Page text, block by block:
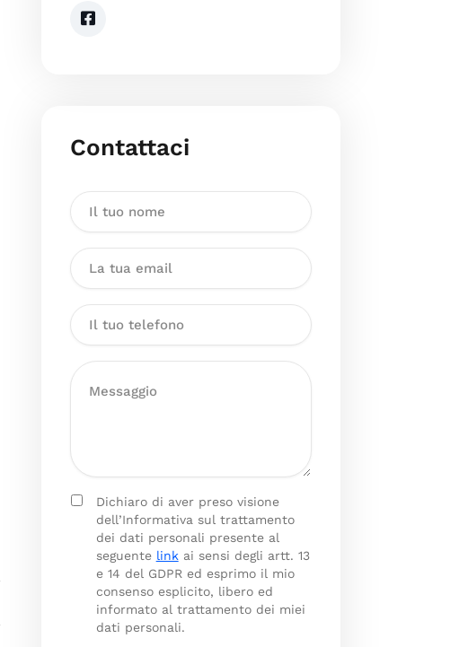
Contattaci
Dichiaro di aver preso visione
dell’Informativa sul trattamento
dei dati personali presente al
seguente linkai sensi degli artt. 13
e 14 del GDPR ed esprimo il mio
consenso esplicito, libero ed
informato al trattamento dei miei
dati personali.